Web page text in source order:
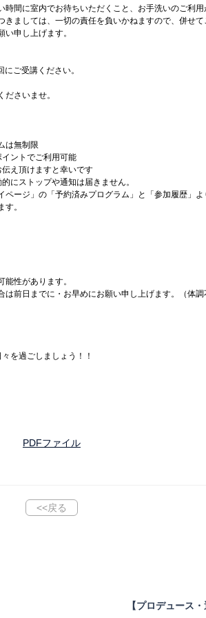
間に室内でお待ちいただくこと、お手洗いのご利
ましては、一切の責任を負いかねますので、併せ
申し上げます。
ご受講ください。
さいませ。
は無制限
ントでご利用可能
え頂けますと幸いです
にストップや通知は届きません。
ージ」の「予約済みプログラム」と「参加履歴」
。
性があります。
前日までに・お早めにお願い申し上げます。（体
を過ごしましょう！！
PDFファイル
<<戻る
【プロデュース